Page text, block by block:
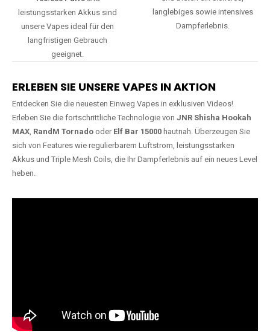
leistungsstarken Akkus sind
unsere Vapes ideal für den
langfristigen Gebrauch
geeignet.
langlebiges sowie intensives
Dampferlebnis.
ERLEBEN SIE UNSERE VAPES IN AKTION
Entdecken Sie die neuesten Einweg Vapes in exklusiven Videos!
Erleben Sie die fortschrittliche Technologie von JNR Shisha Hookah
MAX, RandM Tornado oder Elf Bar 15000 hautnah. Überzeugen Sie
sich von Features wie regulierbarem Luftstrom, leistungsstarken
Akkus und Triple Mesh Coils, die Ihr Dampferlebnis auf ein neues Level
heben.